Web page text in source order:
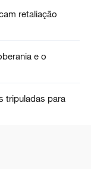
retaliação
e o
tripuladas para